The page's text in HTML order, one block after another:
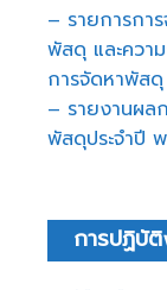
– รายการกา
พัสดุ และควา
การจัดหาพัส
– รายงานผล
พัสดุประจำปี
การปฏิบั